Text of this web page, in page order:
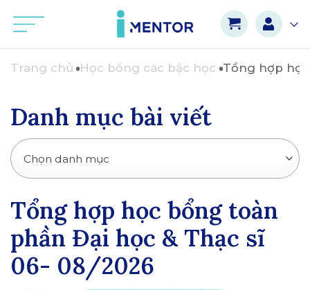
qua
dung
Trang chủ Học bổng các bậc học Tổng hợp
Danh mục bài viết
Chọn danh mục
Tổng hợp học bổng toàn
phần Đại học & Thạc sĩ
06- 08/2026